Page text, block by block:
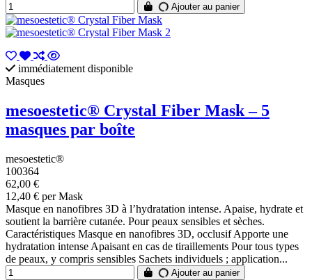
Ajouter au panier
immédiatement disponible
Masques
mesoestetic® Crystal Fiber Mask – 5
masques par boîte
mesoestetic®
100364
62,00 €
12,40 € per Mask
Masque en nanofibres 3D à l’hydratation intense. Apaise, hydrate et
soutient la barrière cutanée. Pour peaux sensibles et sèches.
Caractéristiques Masque en nanofibres 3D, occlusif Apporte une
hydratation intense Apaisant en cas de tiraillements Pour tous types
de peaux, y compris sensibles Sachets individuels ; application...
Ajouter au panier